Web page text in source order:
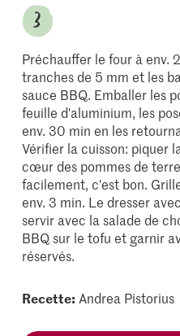
Préchauffer le four à env.
tranches de 5 mm et les
sauce BBQ. Emballer les
feuille d'aluminium, les
env. 30 min en les
Vérifier la cuisson: piquer
cœur des pommes de
facilement, c'est bon.
env. 3 min. Le dresser
servir avec la salade de
BBQ sur le tofu et garnir
réservés.
Recette: Andrea Pistorius